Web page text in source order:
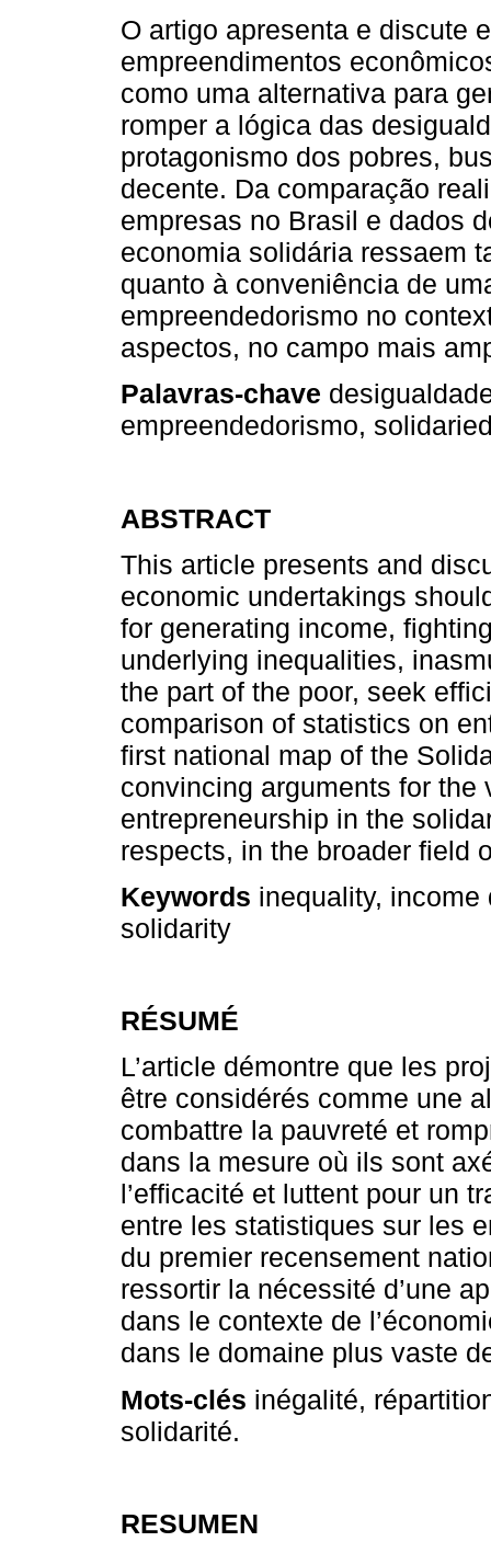
O artigo apresenta e discute
empreendimentos
como uma alternativa para
romper a lógica das
protagonismo dos pobres,
decente. Da comparação
empresas no Brasil e dados
economia solidária ressaem
quanto à conveniência de
empreendedorismo no
aspectos, no campo mais
Palavras-chave
empreendedorismo,
ABSTRACT
This article presents and
economic undertakings
for generating income,
underlying inequalities,
the part of the poor, seek
comparison of statistics on
first national map of the
convincing arguments for
entrepreneurship in the
respects, in the broader field
Keywords inequality,
solidarity
RÉSUMÉ
L’article démontre que les
être considérés comme une
combattre la pauvreté et
dans la mesure où ils sont
l’efficacité et luttent pour un
entre les statistiques sur les
du premier recensement
ressortir la nécessité d’une
dans le contexte de
dans le domaine plus vaste
Mots-clés inégalité,
solidarité.
RESUMEN